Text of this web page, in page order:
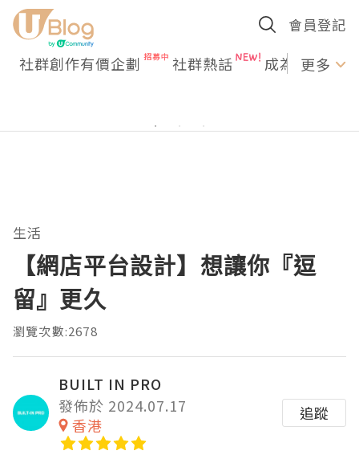
會員登記
社群創作有價企劃 社群熱話 成為U更多
生活
【網店平台設計】想讓你『逗
留』更久
瀏覽次數:2678
BUILT IN PRO
發佈於 2024.07.17
香港
追蹤